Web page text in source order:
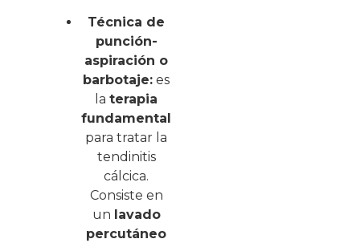
Técnica de
punción-
aspiración o
barbotaje: es
la terapia
fundamental
para tratar la
tendinitis
cálcica.
Consiste en
un lavado
percutáneo